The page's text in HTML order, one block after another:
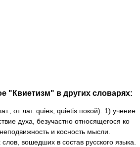
"Квиетизм" в других словарях:
от лат. quies, quietis покой). 1) учение
духа, безучастно относящегося ко
и косность мысли.
вошедших в состав русского языка.